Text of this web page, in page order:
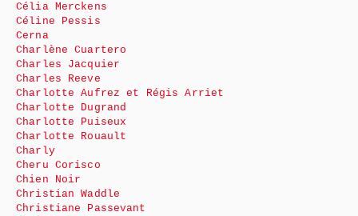
Célia Merckens
Céline Pessis
Cerna
Charlène Cuartero
Charles Jacquier
Charles Reeve
Charlotte Aufrez et Régis Arriet
Charlotte Dugrand
Charlotte Puiseux
Charlotte Rouault
Charly
Cheru Corisco
Chien Noir
Christian Waddle
Christiane Passevant